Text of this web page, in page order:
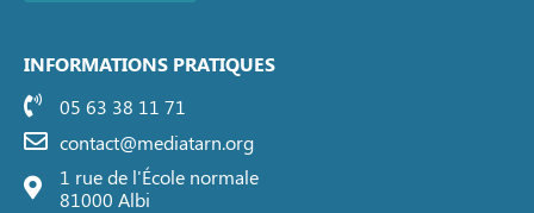
INFORMATIONS PRATIQUES
05 63 38 11 71
contact@mediatarn.org
1 rue de l'École normale
81000 Albi